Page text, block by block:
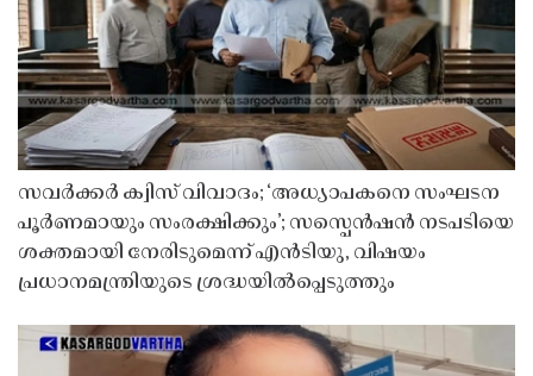
സവർക്കർ ക്വിസ് വിവാദം; ‘അധ്യാപകനെ സംഘടന
പൂർണമായും സംരക്ഷിക്കും’; സസ്പെൻഷൻ നടപടിയെ
ശക്തമായി നേരിടുമെന്ന് എൻടിയു, വിഷയം
പ്രധാനമന്ത്രിയുടെ ശ്രദ്ധയിൽപ്പെടുത്തും